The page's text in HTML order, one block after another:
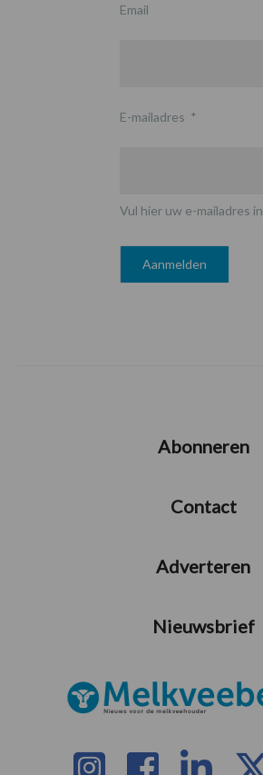
Email
E-mailadres *
Vul hier uw e-mailadres in
Abonneren
Contact
Adverteren
Nieuwsbrief